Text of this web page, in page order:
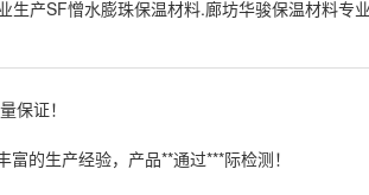
生产SF憎水膨珠保温材料.廊坊华骏保温材料
保证！
的生产经验，产品**通过***际检测！